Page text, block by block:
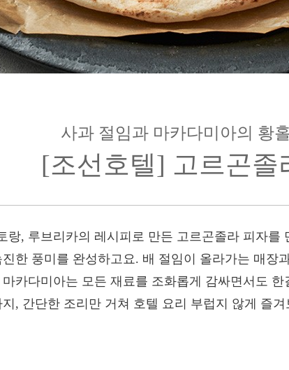
사과 절임과 마카다미아의 황
[조선호텔] 고르곤졸
랑, 루브리카의 레시피로 만든 고르곤졸라 피자
한 풍미를 완성하고요. 배 절임이 올라가는 매장
카다미아는 모든 재료를 조화롭게 감싸면서도
, 간단한 조리만 거쳐 호텔 요리 부럽지 않게 즐겨